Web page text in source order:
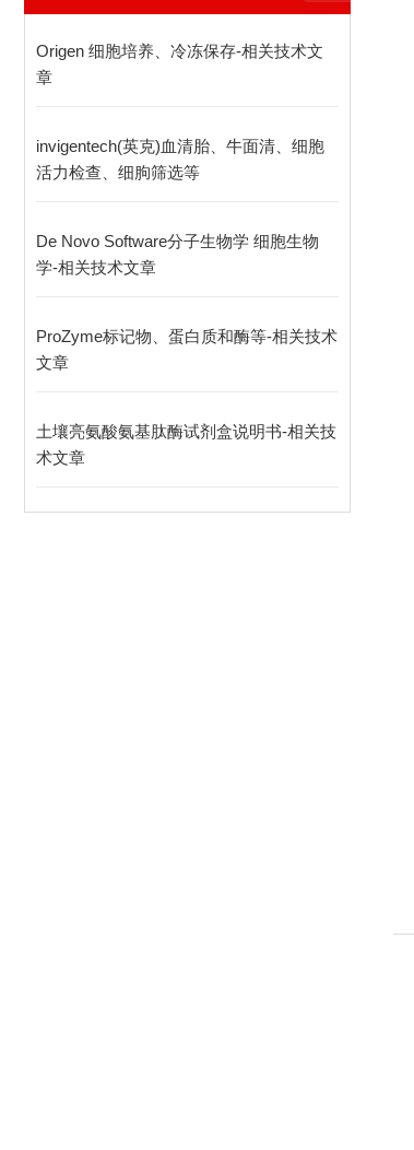
Origen 细胞培养、冷冻保存-相关技术文
章
invigentech(英克)血清胎、牛面清、细胞
活力检查、细朐筛选等
De Novo Software分子生物学 细胞生物
学-相关技术文章
ProZyme标记物、蛋白质和酶等-相关技术
文章
土壤亮氨酸氨基肽酶试剂盒说明书-相关技
术文章